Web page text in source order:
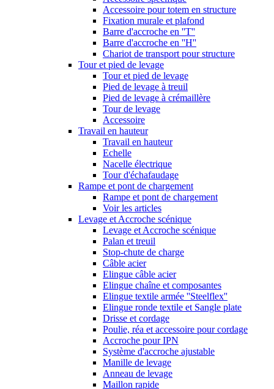
Accessoire pour totem en structure
Fixation murale et plafond
Barre d'accroche en ''T''
Barre d'accroche en ''H''
Chariot de transport pour structure
Tour et pied de levage
Tour et pied de levage
Pied de levage à treuil
Pied de levage à crémaillère
Tour de levage
Accessoire
Travail en hauteur
Travail en hauteur
Echelle
Nacelle électrique
Tour d'échafaudage
Rampe et pont de chargement
Rampe et pont de chargement
Voir les articles
Levage et Accroche scénique
Levage et Accroche scénique
Palan et treuil
Stop-chute de charge
Câble acier
Elingue câble acier
Elingue chaîne et composantes
Elingue textile armée ''Steelflex''
Elingue ronde textile et Sangle plate
Drisse et cordage
Poulie, réa et accessoire pour cordage
Accroche pour IPN
Système d'accroche ajustable
Manille de levage
Anneau de levage
Maillon rapide